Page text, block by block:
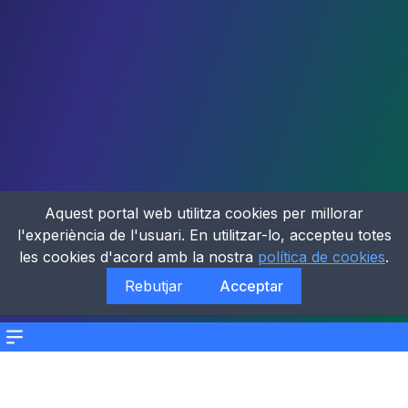
Menu
Aquest portal web utilitza cookies per millorar
l'experiència de l'usuari. En utilitzar-lo, accepteu totes
les cookies d'acord amb la nostra política de cookies.
Rebutjar
Acceptar